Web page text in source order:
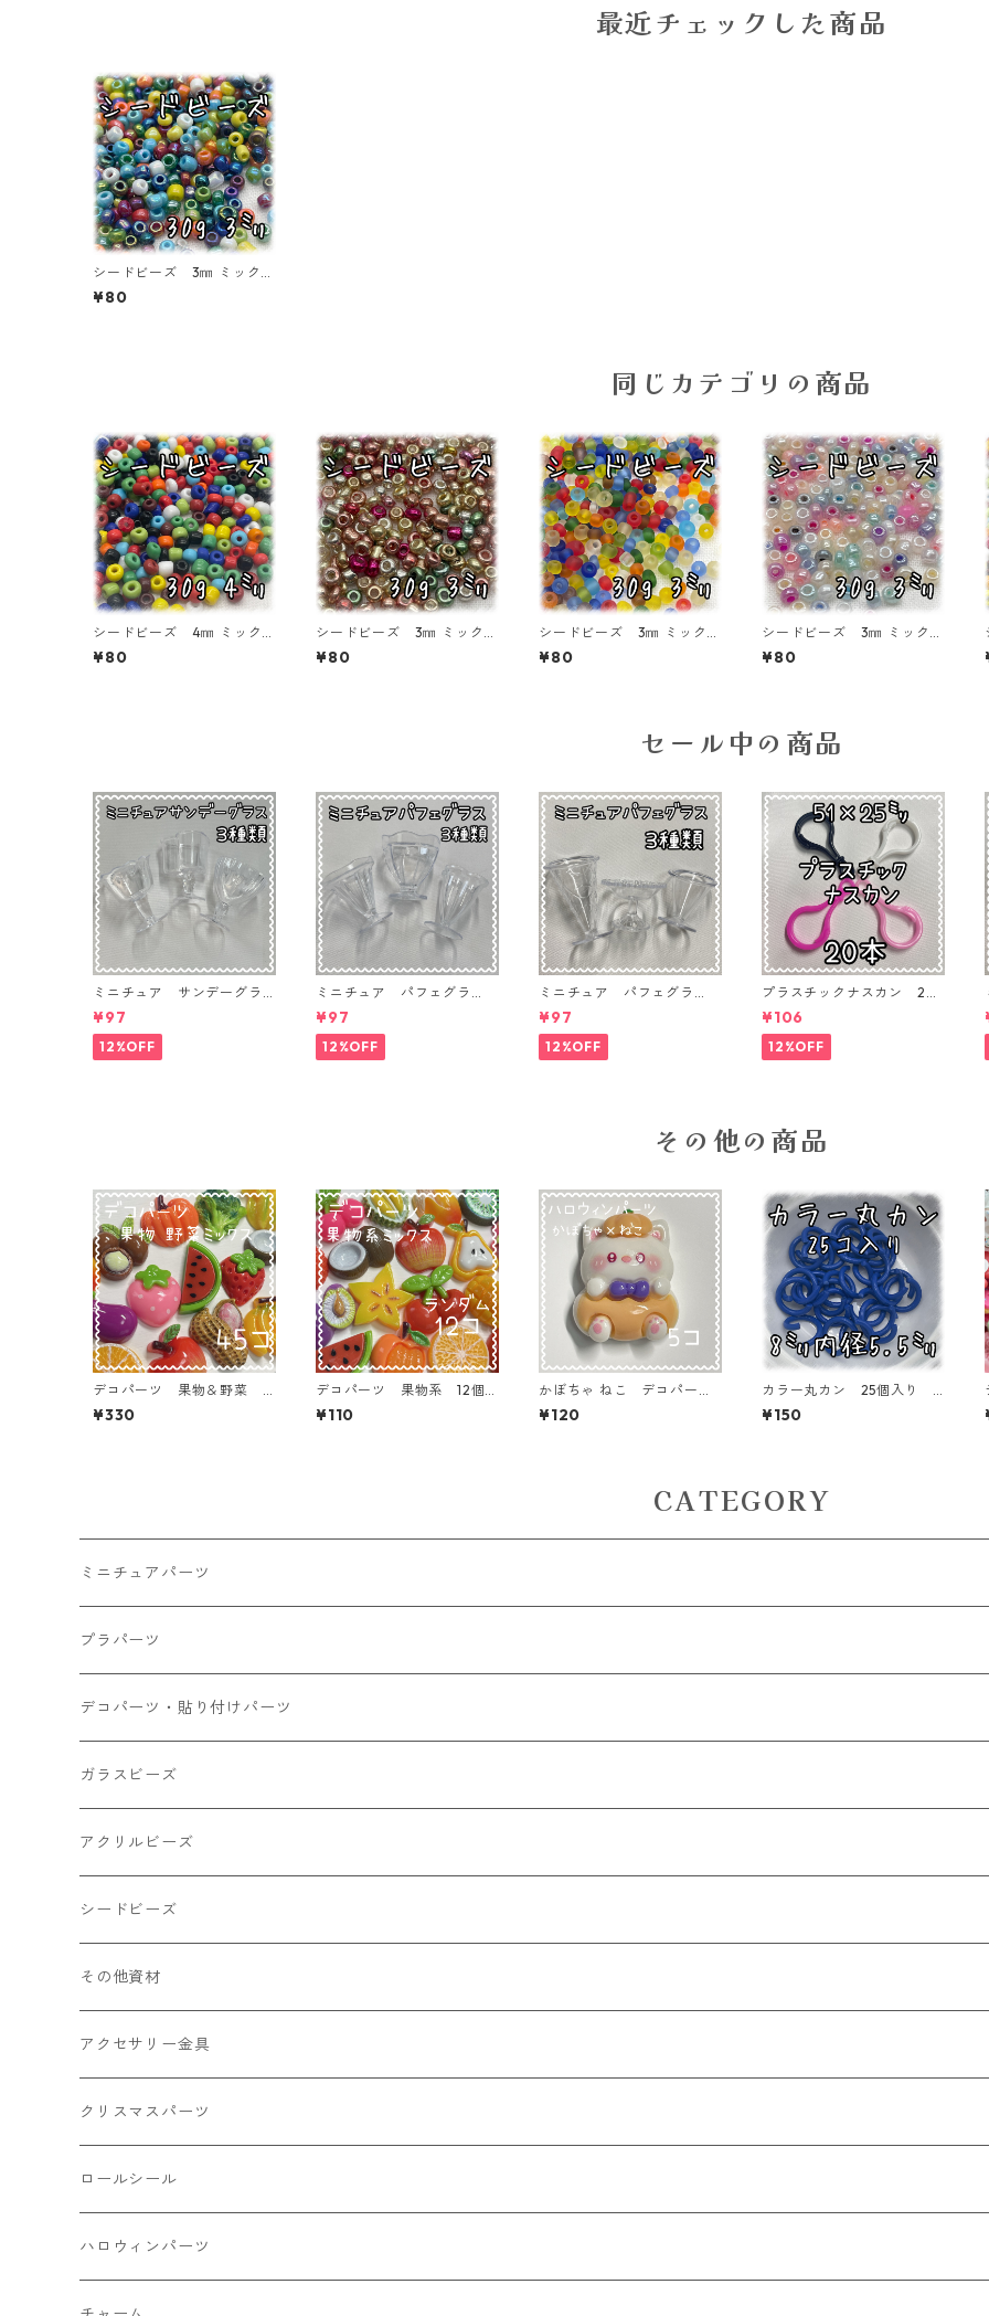
最近チェックした商品
シードビーズ 3㎜ ミックス
カラー オーロラタイプ 3
0ｇ【SEED-BEADS-o03-M
¥80
同じカテゴリの商品
シードビーズ 4㎜ ミック
スカラー 不透明タイプ 3
0ｇ【SEED-BEADS-o04-
¥80
シードビーズ 3㎜ ミックス
カラー メッキタイプ 30
ｇ【SEED-BEADS-o03-MI
¥80
シードビーズ 3㎜ ミックス
カラー つや消しタイプ 3
0ｇ【SEED-BEADS-o03-M
¥80
シードビーズ 3㎜ ミックス
カラー ミルキータイプ 3
0ｇ【SEED-BEADS-o03-M
¥80
セール中の商品
ミニチュア サンデーグラ
ス 3個入り【MNT-GLS-3P
-04】
¥97
12%OFF
ミニチュア パフェグラ
ス 3個入り【MNT-GLS-3P
-03】
¥97
12%OFF
ミニチュア パフェグラ
ス 3個入り【MNT-GLS-3P
-02】
¥97
12%OFF
プラスチックナスカン 20
本入り【PK-20】
¥106
12%OFF
その他の商品
デコパーツ 果物＆野菜 4
5個入り 貼り付けパーツ
【DP-FU-MIX】
¥330
デコパーツ 果物系 12個
入り 貼り付けパーツ【DP-
FU-MIX12ｆ】
¥110
かぼちゃ ねこ デコパー
ツ ハロウィン 5個入り
貼り付けパーツ【DP-HLW-
¥120
カラー丸カン 25個入り 8
㎜ ネイビーブルー【MCC-
NBLU】
¥150
CATEGORY
ミニチュアパーツ
大きいパーツ グラス系
小さいパーツ グラス系
小物
カップ
プラパーツ
ナスカン カニカン
リング イヤリング パーツ
チェーンパーツ
プラチャーム
デコパーツ・貼り付けパーツ
食べ物系
キャンディ
ドーナツ
パン
ゼリー
アニマル系
うさぎ
くま
スライス棒
フレーク カット済
シール付き
フルーツ系 野菜果物
お花
ミニパーツ ネイル
雑貨系
ガラスビーズ
ミレフィオリ
ランプワーク
キャッツアイ
アクリルビーズ
丸玉6㎜ ラウンド
丸玉8㎜ ラウンド
カボチャ
クラック
ソロバン型
アルファベット
単文字
シードビーズ
ミックス
2㎜
不透明
3㎜
不透明タイプ
ミックスタイプ
4㎜
その他資材
アクセサリー金具
カラー丸カン
10㎜
ボールチップ
ピアスパーツ
クリスマスパーツ
プラチャーム
デコパーツ 貼り付けパーツ
ロールシール
サンキュー
ハロウィンパーツ